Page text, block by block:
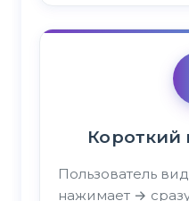
Короткий
Пользователь
нажимает →